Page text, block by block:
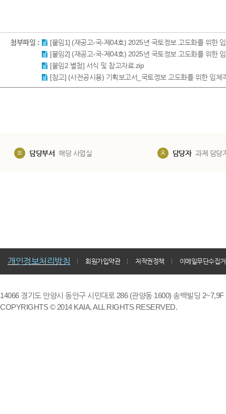
첨부파일 :
[붙임1] (재공고-국-제04호) 2025년 국토정보 고도화를 위한
[붙임2] (재공고-국-제04호) 2025년 국토정보 고도화를 위한
[붙임2 별첨] 서식 및 참고자료.zip
[참고] (사전공시용) 기획보고서_국토정보 고도화를 위한 입
담당부서 해당 사업실 담당자 과제 담당
개인정보처리방침 회원가입약관 저작권정책 이메일무단수집
14066 경기도 안양시 동안구 시민대로 286 (관양동 1600) 송백빌딩
COPYRIGHTS © 2014 KAIA, ALL RIGHTS RESERVED.